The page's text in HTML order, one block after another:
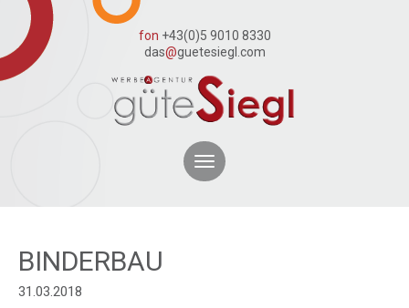
fon +43(0)5 9010 8330
das@guetesiegl.com
Toggle
navigation
BINDERBAU
31.03.2018